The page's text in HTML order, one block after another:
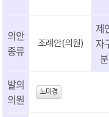
의안
종류
조례안(의원)
제
자
분
발의
의원
노미경